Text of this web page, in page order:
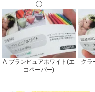
A-プランピュアホワイト(エ
コペーパー)
クラ